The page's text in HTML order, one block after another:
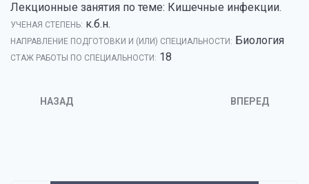
Лекционные занятия по теме: Кишечные инфекции.
УЧЕНАЯ СТЕПЕНЬ: к.б.н.
НАПРАВЛЕНИЕ ПОДГОТОВКИ И (ИЛИ) СПЕЦИАЛЬНОСТИ: Биология
CТАЖ РАБОТЫ ПО СПЕЦИАЛЬНОСТИ: 18
НАЗАД ВПЕРЕД